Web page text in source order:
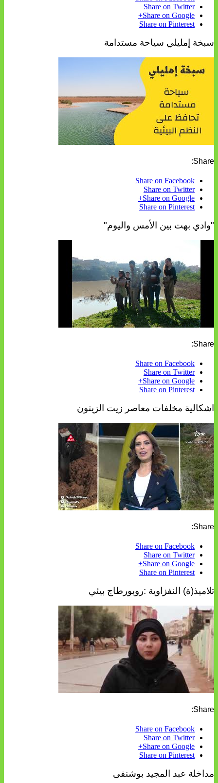
Share on Twitter
Share on Google+
Share on Pinterest
سبخة إمليلي سياحة مستدامة
Share:
Share on Facebook
Share on Twitter
Share on Google+
Share on Pinterest
"وادي بهت بين الأمس واليوم"
Share:
Share on Facebook
Share on Twitter
Share on Google+
Share on Pinterest
اشكالية مخلفات معاصر زيت الزيتون
Share:
Share on Facebook
Share on Twitter
Share on Google+
Share on Pinterest
تلاميذ(ة) النفزاوية :روبورطاج بيئي
Share:
Share on Facebook
Share on Twitter
Share on Google+
Share on Pinterest
مداخلة عبد المجيد بوشنفى